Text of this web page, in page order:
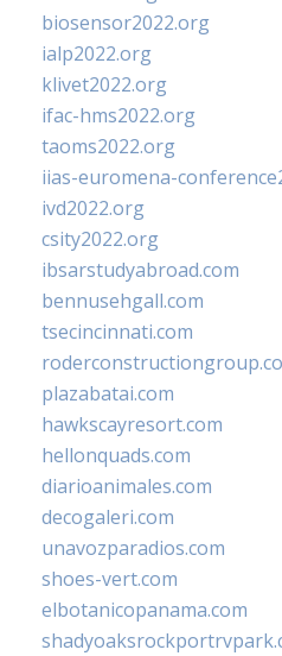
biosensor2022.org
ialp2022.org
klivet2022.org
ifac-hms2022.org
taoms2022.org
iias-euromena-
ivd2022.org
csity2022.org
ibsarstudyabroad.com
bennusehgall.com
tsecincinnati.com
plazabatai.com
hawkscayresort.com
hellonquads.com
diarioanimales.com
decogaleri.com
unavozparadios.com
shoes-vert.com
elbotanicopanama.com